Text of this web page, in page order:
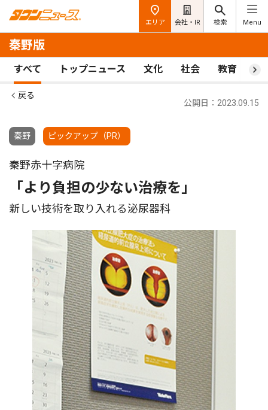
エリア 会社・IR 検索 Menu
秦野版
すべて トップニュース 文化 社会 教育 ス
戻る
秦野 ピックアップ（PR）
公開日：2023.09.15
秦野赤十字病院
「より負担の少ない治療を」
新しい技術を取り入れる泌尿器科